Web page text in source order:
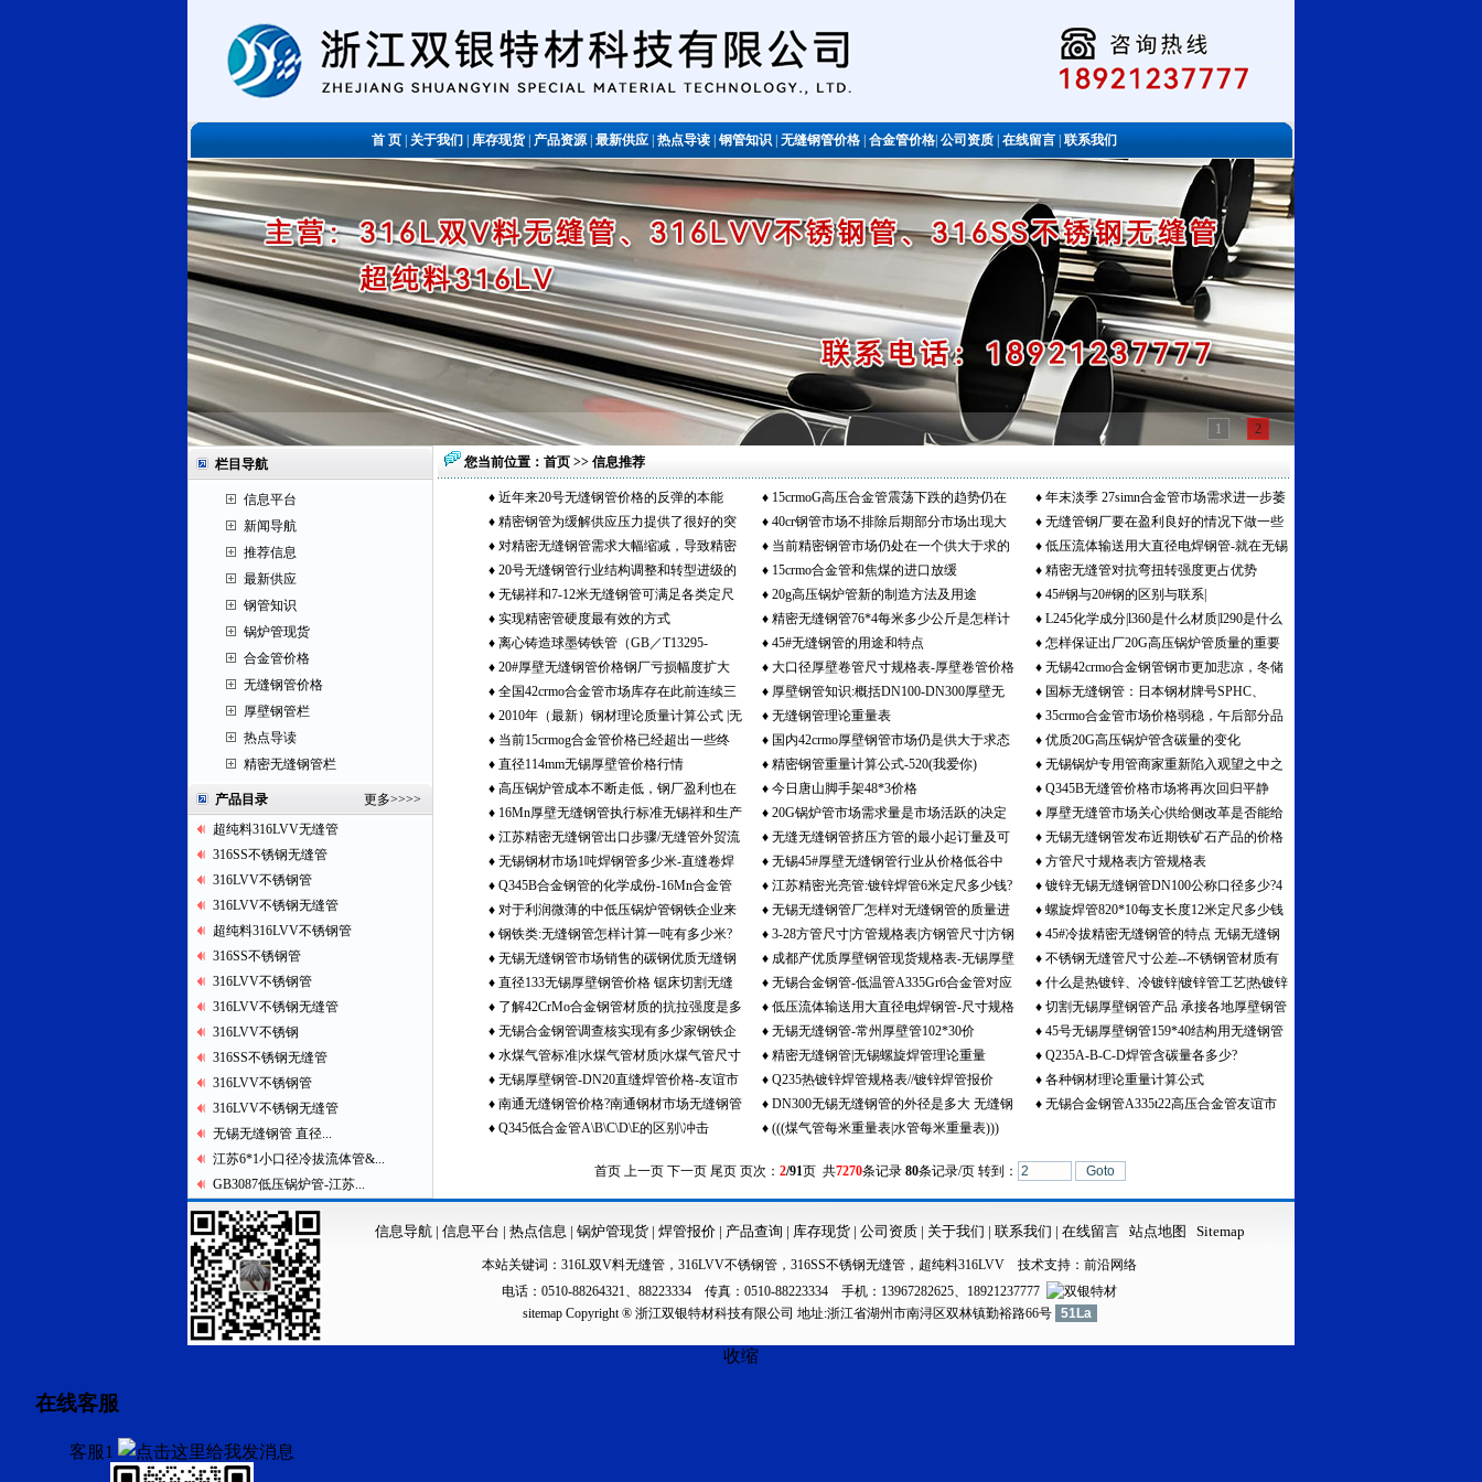
首 页关于我们库存现货|产品资源|最新供应|热点导读钢管知识无缝钢管价格合金管价格公司资质在线留言|联系我们
不锈钢管 1 2
栏目导航
信息平台
新闻导航
推荐信息
最新供应
钢管知识
锅炉管现货
合金管价格
无缝钢管价格
厚壁钢管栏
热点导读
精密无缝钢管栏
产品目录 更多>>>>
超纯料316LVV无缝管
316SS不锈钢无缝管
316LVV不锈钢管
316LVV不锈钢无缝管
超纯料316LVV不锈钢管
316SS不锈钢管
316LVV不锈钢管
316LVV不锈钢无缝管
316LVV不锈钢
316SS不锈钢无缝管
316LVV不锈钢管
316LVV不锈钢无缝管
无锡无缝钢管 直径...
江苏6*1小口径冷拔流体管&...
GB3087低压锅炉管-江苏...
您当前位置： 首页 >> 信息推荐
♦ 近年来20号无缝钢管价格的反弹的本能 ♦ 15crmoG高压合金管震荡下跌的趋势仍在 ♦ 年末淡季 27simn合金管市场需求进一步萎
缩
♦ 精密钢管为缓解供应压力提供了很好的突
破口
♦ 40cr钢管市场不排除后期部分市场出现大
跌的可能
♦ 无缝管钢厂要在盈利良好的情况下做一些
技术改造
♦ 对精密无缝钢管需求大幅缩减，导致精密
无缝钢管滞销
♦ 当前精密钢管市场仍处在一个供大于求的
环境当中
♦ 低压流体输送用大直径电焊钢管-就在无锡
祥和报价
♦ 20号无缝钢管行业结构调整和转型进级的
一个亮点
♦ 15crmo合金管和焦煤的进口放缓 ♦ 精密无缝管对抗弯扭转强度更占优势
♦ 无锡祥和7-12米无缝钢管可满足各类定尺
订货、外贸出口
♦ 20g高压锅炉管新的制造方法及用途 ♦ 45#钢与20#钢的区别与联系|
♦ 实现精密管硬度最有效的方式 ♦ 精密无缝钢管76*4每米多少公斤是怎样计
算来的
♦ L245化学成分|l360是什么材质|l290是什么
材质|l245管线钢管
♦ 离心铸造球墨铸铁管（GB／T13295-
1991）
♦ 45#无缝钢管的用途和特点 ♦ 怎样保证出厂20G高压锅炉管质量的重要
措施
♦ 20#厚壁无缝钢管价格钢厂亏损幅度扩大 ♦ 大口径厚壁卷管尺寸规格表-厚壁卷管价格
尽在无锡祥和钢管公司
♦ 无锡42crmo合金钢管钢市更加悲凉，冬储
无望
♦ 全国42crmo合金管市场库存在此前连续三
周出现回升之后价格
♦ 厚壁钢管知识:概括DN100-DN300厚壁无
缝钢管国标外径有哪些?
♦ 国标无缝钢管：日本钢材牌号SPHC、
SPHD等表示的意思
♦ 2010年（最新）钢材理论质量计算公式 |无
缝管计算公式
♦ 无缝钢管理论重量表 ♦ 35crmo合金管市场价格弱稳，午后部分品
种价格下调
♦ 当前15crmog合金管价格已经超出一些终
端客户接受能力
♦ 国内42crmo厚壁钢管市场仍是供大于求态
势
♦ 优质20G高压锅炉管含碳量的变化
♦ 直径114mm无锡厚壁管价格行情 ♦ 精密钢管重量计算公式-520(我爱你) ♦ 无锡锅炉专用管商家重新陷入观望之中之
原因
♦ 高压锅炉管成本不断走低，钢厂盈利也在
继续好转
♦ 今日唐山脚手架48*3价格 ♦ Q345B无缝管价格市场将再次回归平静
♦ 16Mn厚壁无缝钢管执行标准无锡祥和生产
厂家
♦ 20G锅炉管市场需求量是市场活跃的决定
性因素
♦ 厚壁无缝管市场关心供给侧改革是否能给
钢铁行业一剂强心剂
♦ 江苏精密无缝钢管出口步骤/无缝管外贸流
程
♦ 无缝无缝钢管挤压方管的最小起订量及可
生产的规格
♦ 无锡无缝钢管发布近期铁矿石产品的价格
走势情况
♦ 无锡钢材市场1吨焊钢管多少米-直缝卷焊
钢管理论重量表
♦ 无锡45#厚壁无缝钢管行业从价格低谷中
冉冉升起
♦ 方管尺寸规格表|方管规格表
♦ Q345B合金钢管的化学成份-16Mn合金管
含Mn量是多少?
♦ 江苏精密光亮管:镀锌焊管6米定尺多少钱?
DN100镀锌管壁厚有哪些
♦ 镀锌无锡无缝钢管DN100公称口径多少?4
英寸镀锌管的外径是多大?
♦ 对于利润微薄的中低压锅炉管钢铁企业来
说
♦ 无锡无缝钢管厂怎样对无缝钢管的质量进
行鉴别?
♦ 螺旋焊管820*10每支长度12米定尺多少钱
一支?
♦ 钢铁类:无缝钢管怎样计算一吨有多少米? ♦ 3-28方管尺寸|方管规格表|方钢管尺寸|方钢
管规格表-（1）
♦ 45#冷拔精密无缝钢管的特点 无锡无缝钢
管厂热销品
♦ 无锡无缝钢管市场销售的碳钢优质无缝钢
管价格走势怎样？
♦ 成都产优质厚壁钢管现货规格表-无锡厚壁
钢管信誉供应商
♦ 不锈钢无缝管尺寸公差--不锈钢管材质有
哪些?
♦ 直径133无锡厚壁钢管价格 锯床切割无缝
钢管零售价格
♦ 无锡合金钢管-低温管A335Gr6合金管对应
国标什么材质
♦ 什么是热镀锌、冷镀锌|镀锌管工艺|热镀锌
与冷镀锌的区别与联系
♦ 了解42CrMo合金钢管材质的抗拉强度是多
少?无锡合金钢管
♦ 低压流体输送用大直径电焊钢管-尺寸规格
表-直缝焊管报价
♦ 切割无锡厚壁钢管产品 承接各地厚壁钢管
切割订单
♦ 无锡合金钢管调查核实现有多少家钢铁企
业入选了2012中国企业500强
♦ 无锡无缝钢管-常州厚壁管102*30价
格-108*30结构管每米多重
♦ 45号无锡厚壁钢管159*40结构用无缝钢管
规格表
♦ 水煤气管标准|水煤气管材质|水煤气管尺寸 ♦ 精密无缝钢管|无锡螺旋焊管理论重量 ♦ Q235A-B-C-D焊管含碳量各多少?
♦ 无锡厚壁钢管-DN20直缝焊管价格-友谊市
场镀锌焊管现货
♦ Q235热镀锌焊管规格表//镀锌焊管报价 ♦ 各种钢材理论重量计算公式
♦ 南通无缝钢管价格?南通钢材市场无缝钢管
货源充足
♦ DN300无锡无缝钢管的外径是多大 无缝钢
管尺寸规格表
♦ 无锡合金钢管A335t22高压合金管友谊市
♦ Q345低合金管A\B\C\D\E的区别\冲击 ♦ (((煤气管每米重量表|水管每米重量表)))
首页 上一页 下一页 尾页页次： 2/91页 共7270条记录 80条记录/页 转到：
信息导航| 信息平台 | 热点信息 | 锅炉管现货 | 焊管报价| 产品查询 | 库存现货 | 公司资质 | 关于我们 | 联系我们 | 在线留言 站点地图 Sitemap
本站关键词： 316L双V料无缝管 ， 316LVV不锈钢管 ， 316SS不锈钢无缝管 ， 超纯料316LVV 技术支持： 前沿网络
电话：0510-88264321、88223334 传真：0510-88223334 手机：13967282625、18921237777
sitemapCopyright ® 浙江双银特材科技有限公司 地址:浙江省湖州市南浔区双林镇勤裕路66号 51La
收缩
在线客服
客服1